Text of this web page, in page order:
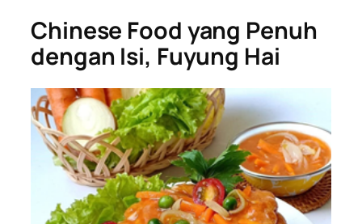
Chinese Food yang Penuh
dengan Isi, Fuyung Hai